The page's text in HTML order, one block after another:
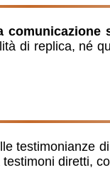
comunicazione
di replica, né
testimonianze
diretti,